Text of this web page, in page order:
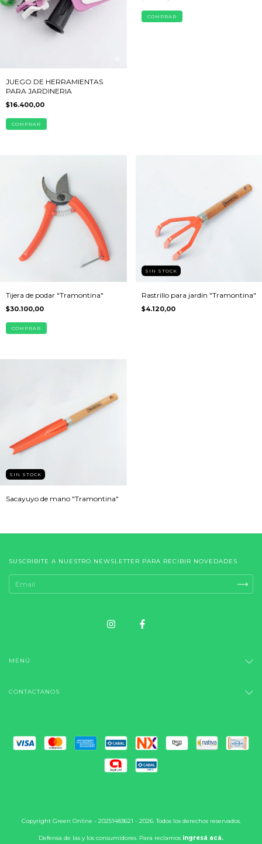
JUEGO DE HERRAMIENTAS
PARA JARDINERIA
$16.400,00
COMPRAR
Tijera de podar "Tramontina"
$30.100,00
SIN STOCK
Rastrillo para jardín "Tramontina"
$4.120,00
SIN STOCK
Sacayuyo de mano "Tramontina"
SUSCRIBITE A NUESTRO NEWSLETTER PARA RECIBIR NOVEDADES
MENÚ
CONTACTANOS
Copyright Green Online - 20251483621 - 2026. Todos los derechos reservados.
Defensa de las y los consumidores. Para reclamos ingresá acá.